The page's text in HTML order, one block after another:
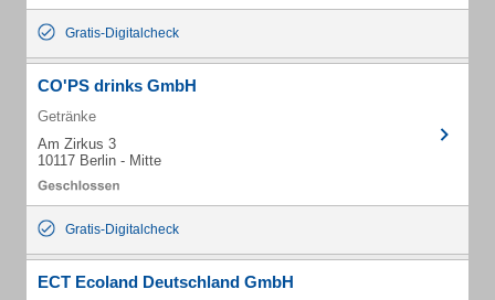
Gratis-Digitalcheck
CO'PS drinks GmbH
Getränke
Am Zirkus 3
10117 Berlin - Mitte
Gratis-Digitalcheck
ECT Ecoland Deutschland GmbH